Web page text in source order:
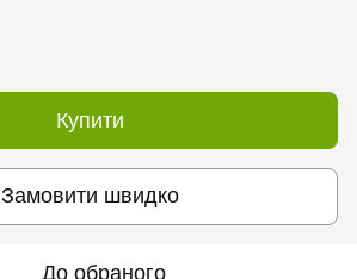
Купити
Замовити швидко
До обраного